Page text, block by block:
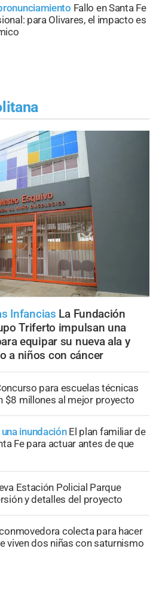
Fallo en Santa Fe
para Olivares, el impacto es
Infancias La Fundación
Triferto impulsan una
equipar su nueva ala y
a niños con cáncer
para escuelas técnicas
$8 millones al mejor proyecto
inundación El plan familiar de
Fe para actuar antes de que
Estación Policial Parque
y detalles del proyecto
colecta para hacer
viven dos niñas con saturnismo